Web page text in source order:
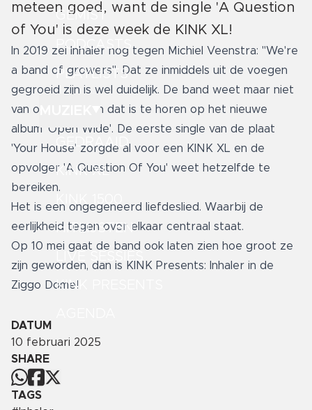
GEMIST
PODCASTS
PLAYLISTS
GEDRAAID
KINK XL
HITLIJSTEN
KINK PRESENTS
meteen goed, want de single 'A Question
of You' is deze week de KINK XL!
In 2019 zei Inhaler nog tegen Michiel Veenstra: "We're
a band of growers". Dat ze inmiddels uit de voegen
gegroeid zijn is wel duidelijk. De band weet maar niet
van ophouden en dat is te horen op het nieuwe
album 'Open Wide'. De eerste single van de plaat
'Your House' zorgde al voor een KINK XL en de
opvolger 'A Question Of You' weet hetzelfde te
bereiken.
Het is een ongegeneerd liefdeslied. Waarbij de
eerlijkheid tegen over elkaar centraal staat.
Op 10 mei gaat de band ook laten zien hoe groot ze
zijn geworden, dan is KINK Presents: Inhaler in de
Ziggo Dome!
DATUM
10 februari 2025
SHARE
TAGS